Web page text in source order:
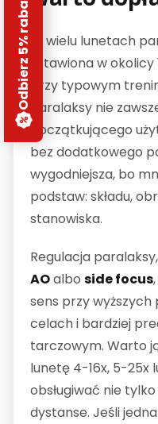
W wielu lunetach
ustawiona w
przy typowym
paralaksy nie
początkującego
bez dodatkowego
wygodniejsza, bo
podstaw: składu,
stanowiska.
Regulacja
AOalbo side focus
sens przy wyższych
celach i bardziej
tarczowym. Warto
lunetę 4-16x, 5-25x
obsługiwać nie
dystanse. Jeśli
Odbierz 5% rabatu